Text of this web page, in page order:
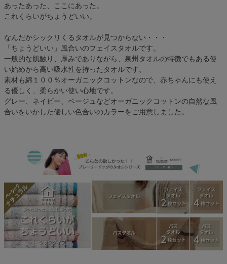
あったあった、ここにあった。
これくらいがちょうどいい。
なんだかシックリくるタオルが見つからない・・・
「ちょうどいい」風合いのフェイスタオルです。
一般的な肌触り、厚みでありながら、泉州タオルの特徴でもある使
い始めから高い吸水性を持ったタオルです。
素材も綿１００％オーガニックコットンなので、赤ちゃんにも使え
る優しく、柔らかい使い心地です。
グレー、ネイビー、ベージュなどオーガニックコットンの自然な風
合いをいかした優しい色合いのカラーをご用意しました。